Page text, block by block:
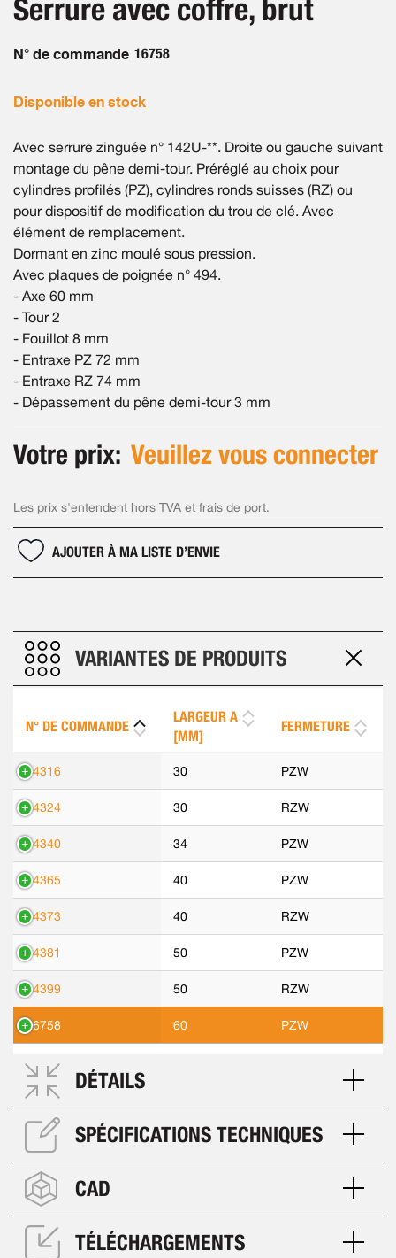
gallery
of
images
Serrure avec coffre, brut
N° de commande 16758
Disponible en stock
Avec serrure zinguée n° 142U-**. Droite ou gauche suivant
montage du pêne demi-tour. Préréglé au choix pour
cylindres profilés (PZ), cylindres ronds suisses (RZ) ou
pour dispositif de modification du trou de clé. Avec
élément de remplacement.
Dormant en zinc moulé sous pression.
Avec plaques de poignée n° 494.
- Axe 60 mm
- Tour 2
- Fouillot 8 mm
- Entraxe PZ 72 mm
- Entraxe RZ 74 mm
- Dépassement du pêne demi-tour 3 mm
Votre prix: Veuillez vous connecter
Les prix s'entendent hors TVA et frais de port.
AJOUTER À MA LISTE D’ENVIE
VARIANTES DE PRODUITS
N° DE COMMANDE
LARGEUR A
[MM]
FERMETURE
14316 30 PZW
14324 30 RZW
14340 34 PZW
14365 40 PZW
14373 40 RZW
14381 50 PZW
14399 50 RZW
16758 60 PZW
DÉTAILS
SPÉCIFICATIONS TECHNIQUES
CAD
TÉLÉCHARGEMENTS